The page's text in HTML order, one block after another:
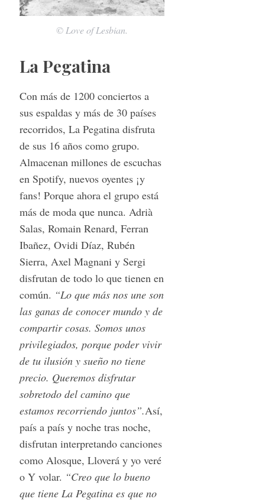
© Love of Lesbian.
La Pegatina
Con más de 1200 conciertos a
sus espaldas y más de 30 países
recorridos, La Pegatina disfruta
de sus 16 años como grupo.
Almacenan millones de escuchas
en Spotify, nuevos oyentes ¡y
fans! Porque ahora el grupo está
más de moda que nunca. Adrià
Salas, Romain Renard, Ferran
Ibañez, Ovidi Díaz, Rubén
Sierra, Axel Magnani y Sergi
disfrutan de todo lo que tienen en
común. “Lo que más nos une son
las ganas de conocer mundo y de
compartir cosas. Somos unos
privilegiados, porque poder vivir
de tu ilusión y sueño no tiene
precio. Queremos disfrutar
sobretodo del camino que
estamos recorriendo juntos”.Así,
país a país y noche tras noche,
disfrutan interpretando canciones
como Alosque, Lloverá y yo veré
o Y volar. “Creo que lo bueno
que tiene La Pegatina es que no